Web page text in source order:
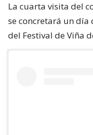
La cuarta visita del
se concretará un día
del Festival de Viña